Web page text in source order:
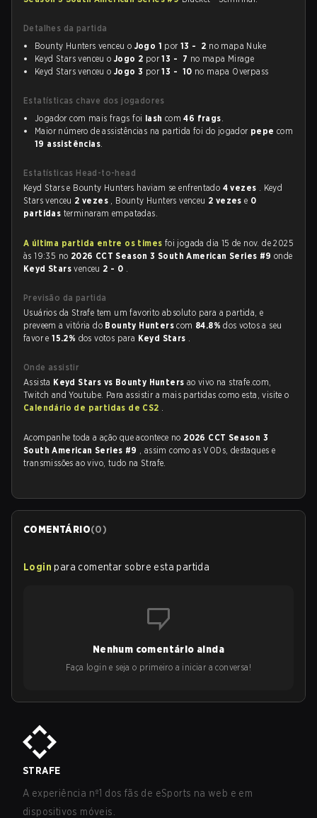
Detalhes da partida
Bounty Hunters venceu o Jogo 1 por13 - 2 no mapa Nuke
Keyd Stars venceu o Jogo 2 por13 - 7 no mapa Mirage
Keyd Stars venceu o Jogo 3 por13 - 10 no mapa Overpass
Estatísticas chave dos jogadores
Jogador com mais frags foi lash com46 frags.
Maior número de assistências na partida foi do jogador pepe com
19 assistências.
Estatísticas Head-to-head
Keyd Stars e Bounty Hunters haviam se enfrentado 4 vezes . Keyd
Stars venceu 2 vezes , Bounty Hunters venceu 2 vezese 0
partidas terminaram empatadas.
A última partida entre os times foi jogada dia 15 de nov. de 2025
às 19:35 no 2026 CCT Season 3 South American Series #9onde
Keyd Starsvenceu 2 - 0 .
Previsão da partida
Usuários da Strafe tem um favorito absoluto para a partida, e
preveem a vitória do Bounty Hunterscom 84.8%dos votos a seu
favor e15.2% dos votos para Keyd Stars .
Onde assistir
Assista Keyd Stars vs Bounty Hunters ao vivo na strafe.com,
Twitch and Youtube. Para assistir a mais partidas como esta, visite o
Calendário de partidas de CS2 .
Acompanhe toda a ação que acontece no 2026 CCT Season 3
South American Series #9 , assim como as VODs, destaques e
transmissões ao vivo, tudo na Strafe.
COMENTÁRIO(0)
Login para comentar sobre esta partida
Nenhum comentário ainda
Faça login e seja o primeiro a iniciar a conversa!
STRAFE
A experiência nº1 dos fãs de eSports na web e em
dispositivos móveis.